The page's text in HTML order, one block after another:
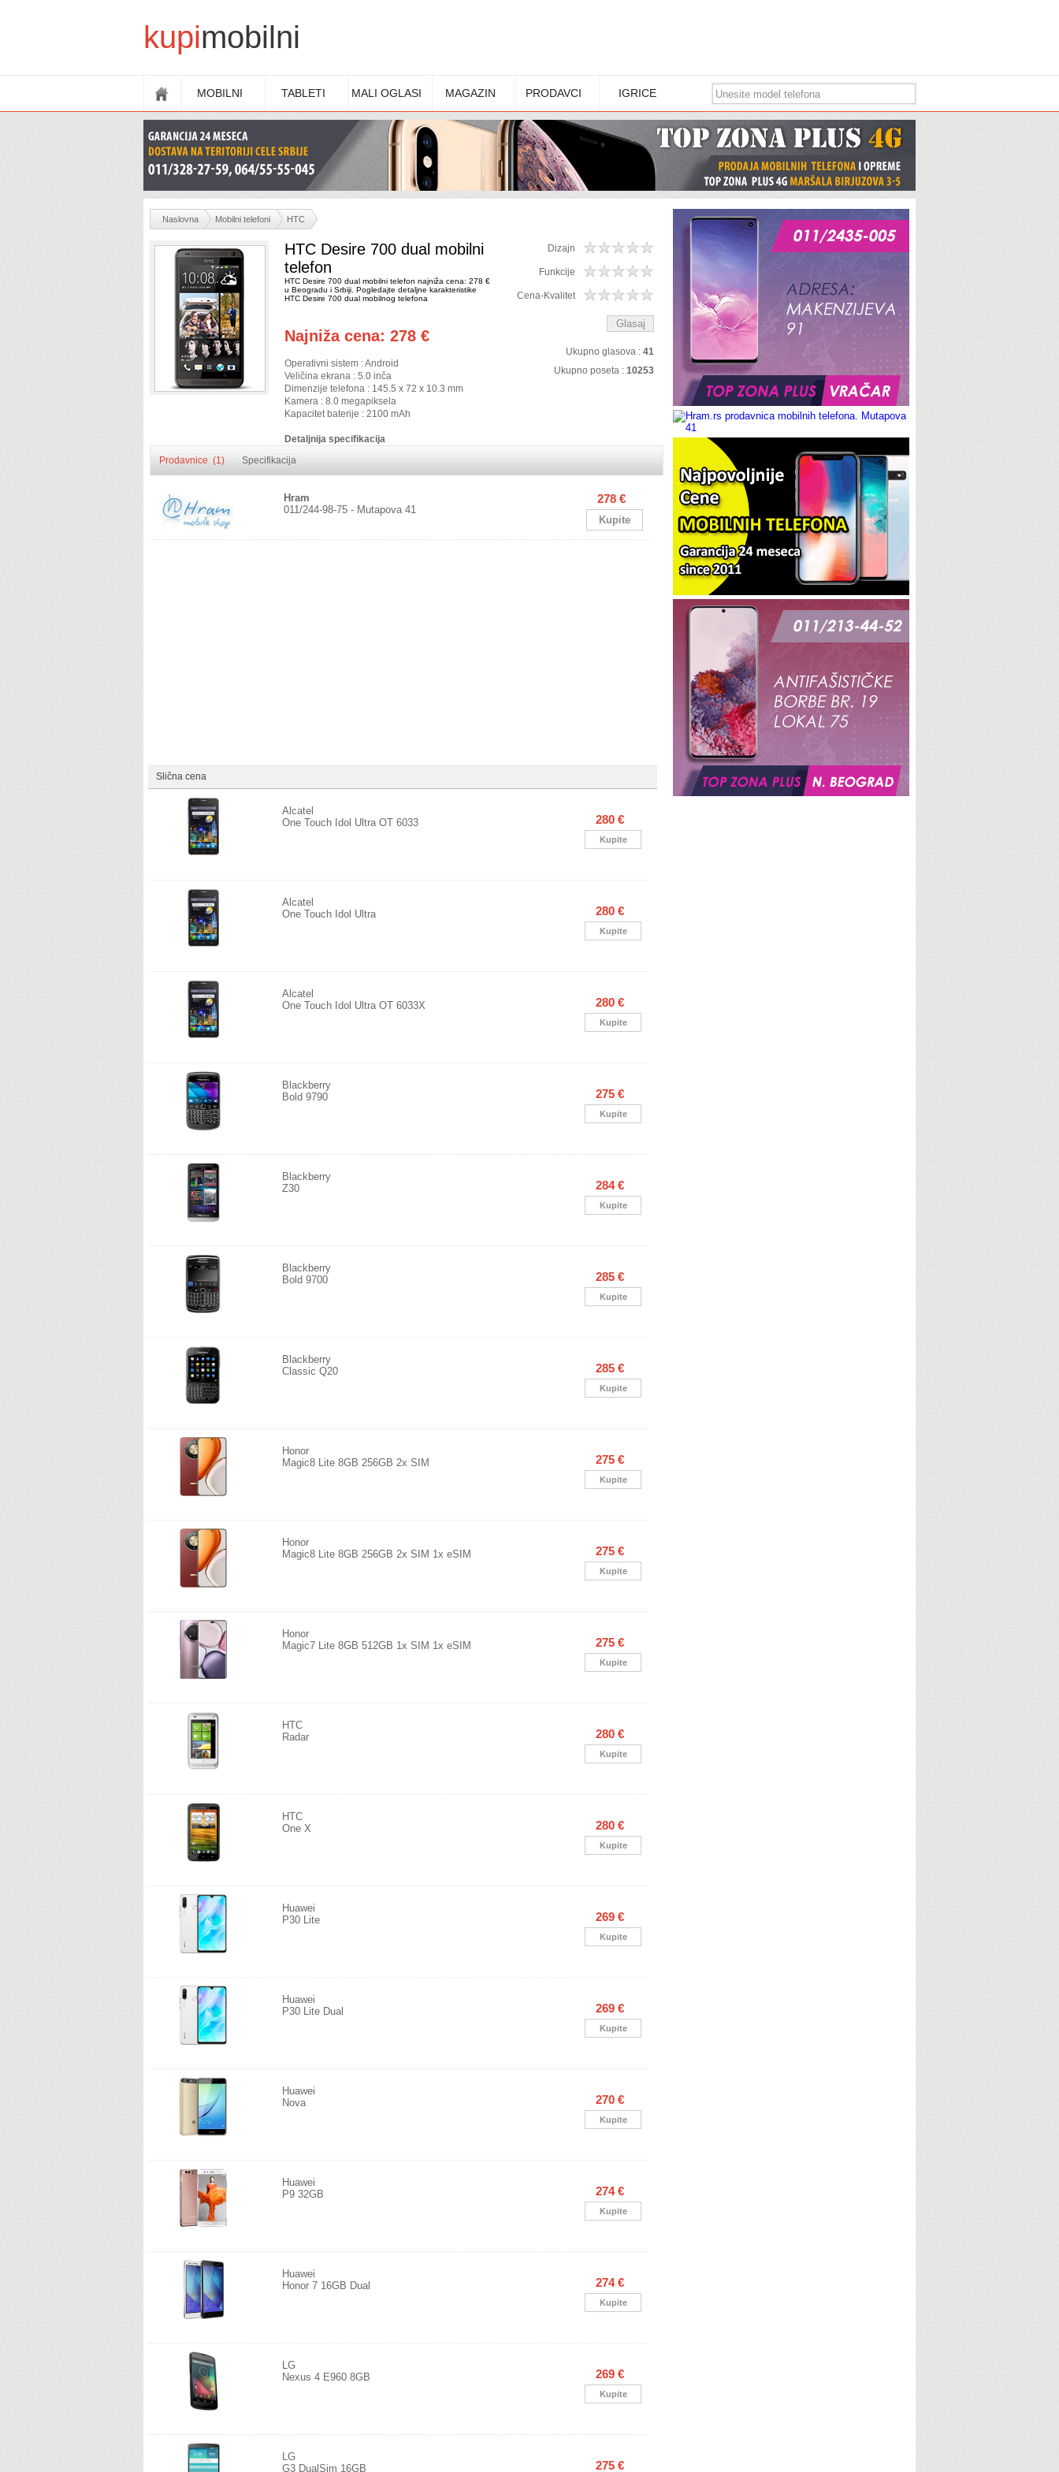
kupimobilni
MOBILNI TABLETI MALI OGLASI MAGAZIN PRODAVCI IGRICE
Naslovna Mobilni telefoni HTC
HTC Desire 700 dual mobilni
telefon
HTC Desire 700 dual mobilni telefon najniža cena: 278 €
u Beogradu i Srbiji. Pogledajte detaljne karakteristike
HTC Desire 700 dual mobilnog telefona
Najniža cena: 278 €
Operativni sistem : Android
Veličina ekrana : 5.0 inča
Dimenzije telefona : 145.5 x 72 x 10.3 mm
Kamera : 8.0 megapiksela
Kapacitet baterije : 2100 mAh
Detaljnija specifikacija
Dizajn
Funkcije
Cena-Kvalitet
Ukupno glasova : 41
Ukupno poseta : 10253
Prodavnice (1) Specifikacija
Hram
011/244-98-75 - Mutapova 41
278 €
Kupite
Slična cena
Alcatel
One Touch Idol Ultra OT 6033
280 €
Kupite
Alcatel
One Touch Idol Ultra
280 €
Kupite
Alcatel
One Touch Idol Ultra OT 6033X
280 €
Kupite
Blackberry
Bold 9790
275 €
Kupite
Blackberry
Z30
284 €
Kupite
Blackberry
Bold 9700
285 €
Kupite
Blackberry
Classic Q20
285 €
Kupite
Honor
Magic8 Lite 8GB 256GB 2x SIM
275 €
Kupite
Honor
Magic8 Lite 8GB 256GB 2x SIM 1x eSIM
275 €
Kupite
Honor
Magic7 Lite 8GB 512GB 1x SIM 1x eSIM
275 €
Kupite
HTC
Radar
280 €
Kupite
HTC
One X
280 €
Kupite
Huawei
P30 Lite
269 €
Kupite
Huawei
P30 Lite Dual
269 €
Kupite
Huawei
Nova
270 €
Kupite
Huawei
P9 32GB
274 €
Kupite
Huawei
Honor 7 16GB Dual
274 €
Kupite
LG
Nexus 4 E960 8GB
269 €
Kupite
LG
G3 DualSim 16GB
275 €